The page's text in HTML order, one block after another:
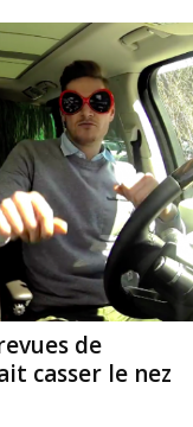
de
casser le nez